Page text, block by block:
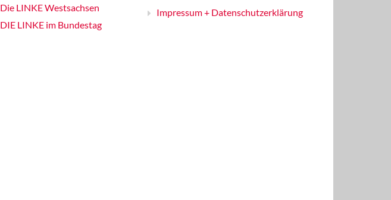
Die LINKE Westsachsen
DIE LINKE im Bundestag
Impressum + Datenschutzerklärung